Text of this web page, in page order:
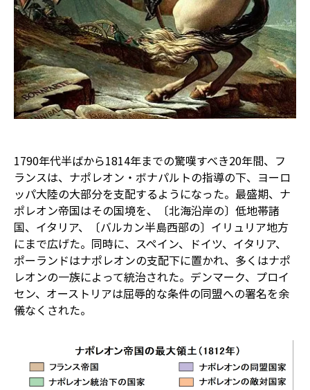
1790年代半ばから1814年までの驚嘆すべき20年間、フ
ランスは、ナポレオン・ボナパルトの指導の下、ヨーロ
ッパ大陸の大部分を支配するようになった。最盛期、ナ
ポレオン帝国はその国境を、〔北海沿岸の〕低地帯諸
国、イタリア、〔バルカン半島西部の〕イリュリア地方
にまで広げた。同時に、スペイン、ドイツ、イタリア、
ポーランドはナポレオンの支配下に置かれ、多くはナポ
レオンの一族によって統治された。デンマーク、プロイ
セン、オーストリアは屈辱的な条件の同盟への署名を余
儀なくされた。